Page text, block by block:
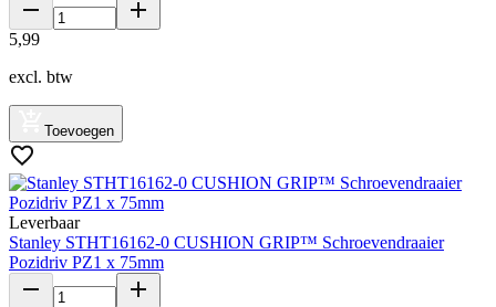
5,99
excl. btw
Toevoegen
Leverbaar
Stanley STHT16162-0 CUSHION GRIP™ Schroevendraaier
Pozidriv PZ1 x 75mm